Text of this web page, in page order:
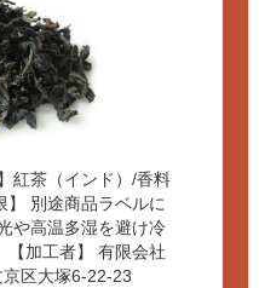
紅茶（インド）/香料
】 別途商品ラベルに
や高温多湿を避け冷
【加工者】 有限会社
区大塚6-22-23